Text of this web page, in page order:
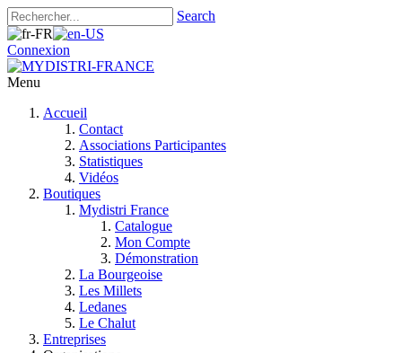
Search
Connexion
Menu
Accueil
Contact
Associations Participantes
Statistiques
Vidéos
Boutiques
Mydistri France
Catalogue
Mon Compte
Démonstration
La Bourgeoise
Les Millets
Ledanes
Le Chalut
Entreprises